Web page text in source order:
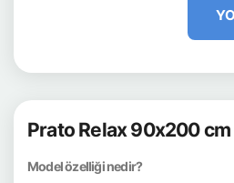
Prato Relax 90x200 cm
Model özelliği nedir?